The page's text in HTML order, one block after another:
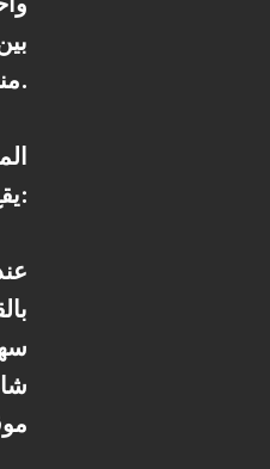
مناسبة للاستخدام العائلي والاستثماري.
يقع المشروع في موقع استراتيجي برأس الحكمة:
* عند
*
*
*
*